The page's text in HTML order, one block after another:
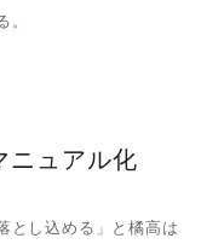
。
ニュアル化
とし込める」と橘高は